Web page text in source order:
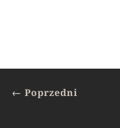
← Poprzedni